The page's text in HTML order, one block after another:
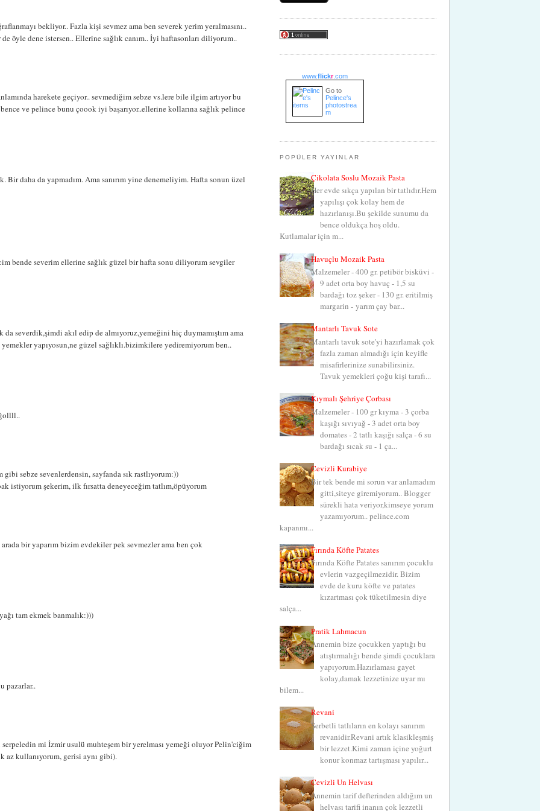
bekliyor.. Fazla kişi sevmez ama ben severek yerim yeralmasını..
öyle dene istersen.. Ellerine sağlık canım.. İyi haftasonları diliyorum..
harekete geçiyor.. sevmediğim sebze vs.lere bile ilgim artıyor bu
ve pelince bunu çoook iyi başarıyor..ellerine kollarına sağlık pelince
Bir daha da yapmadım. Ama sanırım yine denemeliyim. Hafta sonun üzel
bende severim ellerine sağlık güzel bir hafta sonu diliyorum sevgiler
severdik,şimdi akıl edip de almıyoruz,yemeğini hiç duymamıştım ama
yapıyosun,ne güzel sağlıklı.bizimkilere yediremiyorum ben..
gibi sebze sevenlerdensin, sayfanda sık rastlıyorum:))
istiyorum şekerim, ilk fırsatta deneyeceğim tatlım,öpüyorum
bir yaparım bizim evdekiler pek sevmezler ama ben çok
tam ekmek banmalık:)))
pazarlar..
mi İzmir usulü muhteşem bir yerelması yemeği oluyor Pelin'ciğim
az kullanıyorum, gerisi aynı gibi).
www.flickr.com
Go to
Pelince's
photostrea
m
POPÜLER YAYINLAR
Çikolata Soslu Mozaik Pasta
Her evde sıkça yapılan bir tatlıdır.Hem
yapılışı çok kolay hem de
hazırlanışı.Bu şekilde sunumu da
bence oldukça hoş oldu.
Kutlamalar için m...
Havuçlu Mozaik Pasta
Malzemeler - 400 gr. petibör bisküvi -
9 adet orta boy havuç - 1,5 su
bardağı toz şeker - 130 gr. eritilmiş
margarin - yarım çay bar...
Mantarlı Tavuk Sote
Mantarlı tavuk sote'yi hazırlamak çok
fazla zaman almadığı için keyifle
misafirlerinize sunabilirsiniz.
Tavuk yemekleri çoğu kişi tarafı...
Kıymalı Şehriye Çorbası
Malzemeler - 100 gr kıyma - 3 çorba
kaşığı sıvıyağ - 3 adet orta boy
domates - 2 tatlı kaşığı salça - 6 su
bardağı sıcak su - 1 ça...
Cevizli Kurabiye
Bir tek bende mi sorun var anlamadım
gitti,siteye giremiyorum.. Blogger
sürekli hata veriyor,kimseye yorum
yazamıyorum.. pelince.com
kapanmı...
Fırında Köfte Patates
Fırında Köfte Patates sanırım çocuklu
evlerin vazgeçilmezidir. Bizim
evde de kuru köfte ve patates
kızartması çok tüketilmesin diye
salça...
Pratik Lahmacun
Annemin bize çocukken yaptığı bu
atıştırmalığı bende şimdi çocuklara
yapıyorum.Hazırlaması gayet
kolay,damak lezzetinize uyar mı
bilem...
Revani
Şerbetli tatlıların en kolayı sanırım
revanidir.Revani artık klasikleşmiş
bir lezzet.Kimi zaman içine yoğurt
konur konmaz tartışması yapılır...
Cevizli Un Helvası
Annemin tarif defterinden aldığım un
helvası tarifi inanın çok lezzetli